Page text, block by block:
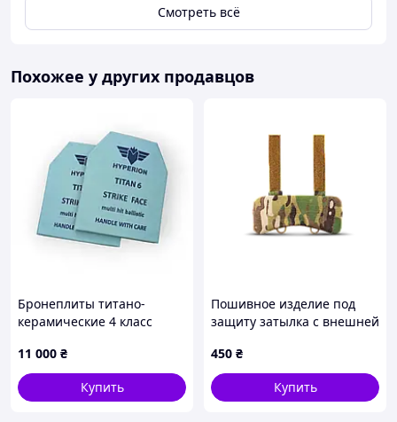
Смотреть всё
Похожее у других продавцов
Бронеплиты титано-
керамические 4 класс
(комплект 2 шт, 2,2 кг)
11 000 ₴
Купить
Пошивное изделие под
защиту затылка с внешней
450 ₴
Купить